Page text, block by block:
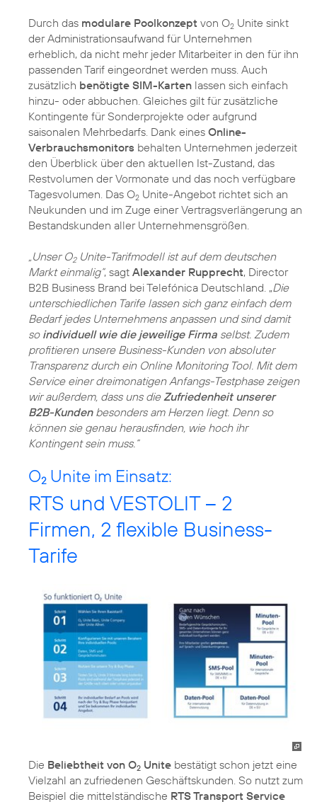
Durch das modulare Poolkonzept von O2 Unite sinkt
der Administrationsaufwand für Unternehmen
erheblich, da nicht mehr jeder Mitarbeiter in den für ihn
passenden Tarif eingeordnet werden muss. Auch
zusätzlich benötigte SIM-Karten lassen sich einfach
hinzu- oder abbuchen. Gleiches gilt für zusätzliche
Kontingente für Sonderprojekte oder aufgrund
saisonalen Mehrbedarfs. Dank eines Online-
Verbrauchsmonitors behalten Unternehmen jederzeit
den Überblick über den aktuellen Ist-Zustand, das
Restvolumen der Vormonate und das noch verfügbare
Tagesvolumen. Das O2 Unite-Angebot richtet sich an
Neukunden und im Zuge einer Vertragsverlängerung an
Bestandskunden aller Unternehmensgrößen.
„Unser O2Unite-Tarifmodell ist auf dem deutschen
Markt einmalig“, sagt Alexander Rupprecht, Director
B2B Business Brand bei Telefónica Deutschland. „Die
unterschiedlichen Tarife lassen sich ganz einfach dem
Bedarf jedes Unternehmens anpassen und sind damit
so individuell wie die jeweilige Firma selbst. Zudem
profitieren unsere Business-Kunden von absoluter
Transparenz durch ein Online Monitoring Tool. Mit dem
Service einer dreimonatigen Anfangs-Testphase zeigen
wir außerdem, dass uns dieZufriedenheit unserer
B2B-Kundenbesonders am Herzen liegt. Denn so
können sie genau herausfinden, wie hoch ihr
Kontingent sein muss.“
O2 Unite im Einsatz:
RTS und VESTOLIT – 2
Firmen, 2 flexible Business-
Tarife
Die Beliebtheit von O2 Unite bestätigt schon jetzt eine
Vielzahl an zufriedenen Geschäftskunden. So nutzt zum
Beispiel die mittelständische RTS Transport Service